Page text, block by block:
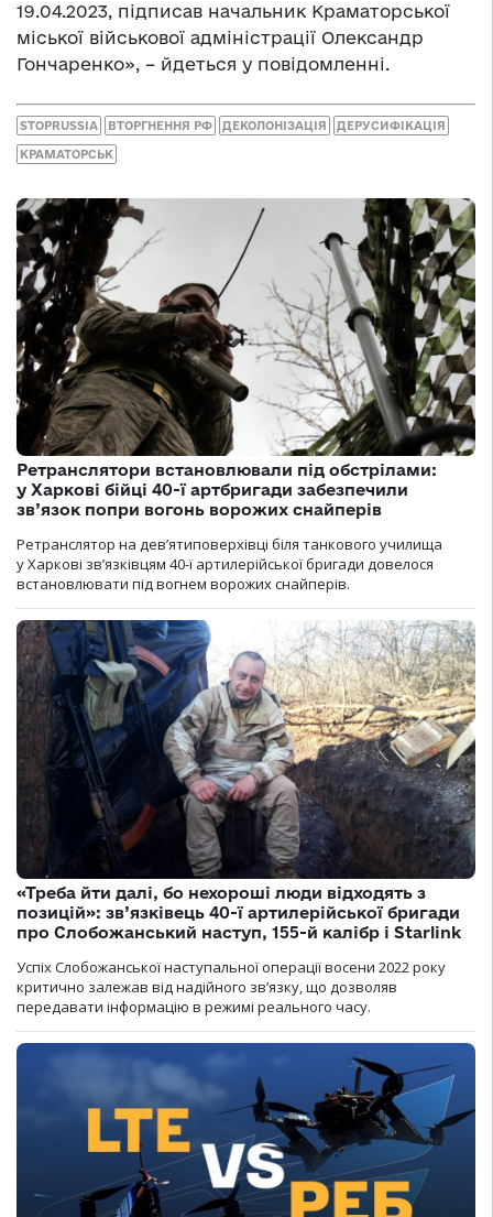
19.04.2023, підписав начальник Краматорської
міської військової адміністрації Олександр
Гончаренко», – йдеться у повідомленні.
STOPRUSSIA ВТОРГНЕННЯ РФ ДЕКОЛОНІЗАЦІЯ ДЕРУСИФІКАЦІЯ
КРАМАТОРСЬК
Ретранслятори встановлювали під обстрілами:
у Харкові бійці 40-ї артбригади забезпечили
зв’язок попри вогонь ворожих снайперів
Ретранслятор на дев’ятиповерхівці біля танкового училища
у Харкові зв’язківцям 40-ї артилерійської бригади довелося
встановлювати під вогнем ворожих снайперів.
«Треба йти далі, бо нехороші люди відходять з
позицій»: зв’язківець 40-ї артилерійської бригади
про Слобожанський наступ, 155-й калібр і Starlink
Успіх Слобожанської наступальної операції восени 2022 року
критично залежав від надійного зв’язку, що дозволяв
передавати інформацію в режимі реального часу.